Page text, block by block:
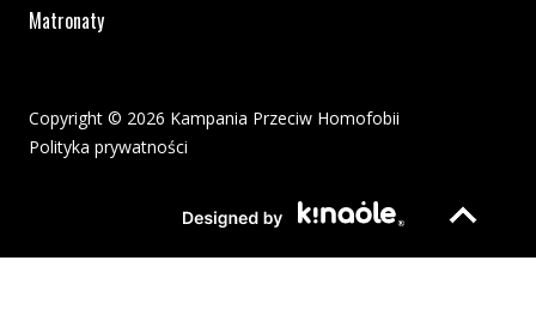
Matronaty
Copyright © 2026 Kampania Przeciw Homofobii
Polityka prywatności
Strona otwiera